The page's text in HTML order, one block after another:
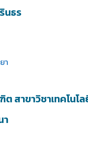
นธร
า
สาขาวิชาเทคโน
า